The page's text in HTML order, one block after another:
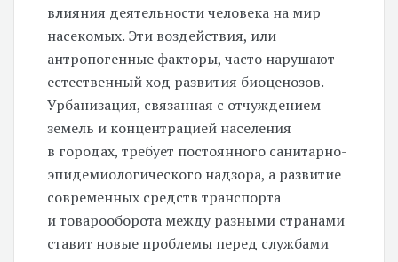
влияния деятельности человека на мир
насекомых. Эти воздействия, или
антропогенные факторы, часто нарушают
естественный ход развития биоценозов.
Урбанизация, связанная с отчуждением
земель и концентрацией населения
в городах, требует постоянного санитарно-
эпидемиологического надзора, а развитие
современных средств транспорта
и товарооборота между разными странами
ставит новые проблемы перед службами